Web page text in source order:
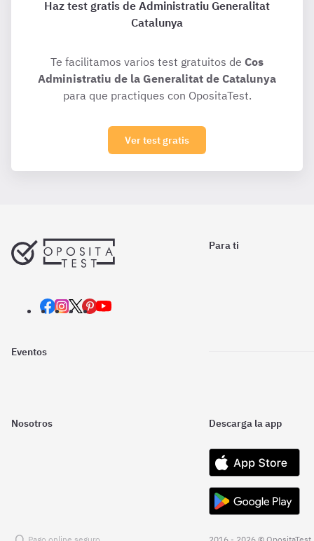
Haz test gratis de Administratiu Generalitat
Catalunya
Te facilitamos varios test gratuitos de Cos
Administratiu de la Generalitat de Catalunya
para que practiques con OpositaTest.
Ver test gratis
Para ti
Eventos
Nosotros Descarga la app